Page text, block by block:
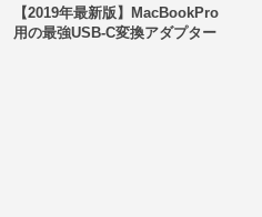
【2019年最新版】MacBookPro
用の最強USB-C変換アダプター